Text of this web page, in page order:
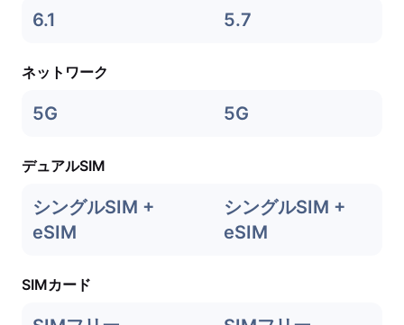
6.1 5.7
ネットワーク
5G 5G
デュアルSIM
シングルSIM +
eSIM
シングルSIM +
eSIM
SIMカード